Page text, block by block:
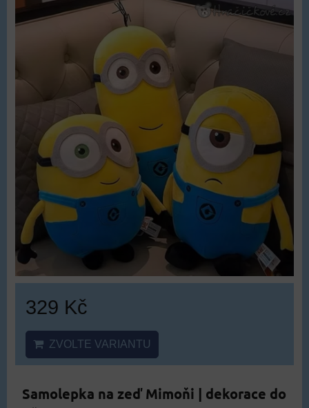
329 Kč
ZVOLTE VARIANTU
Samolepka na zeď Mimoňi | dekorace do